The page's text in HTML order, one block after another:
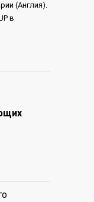
(Англия).
в